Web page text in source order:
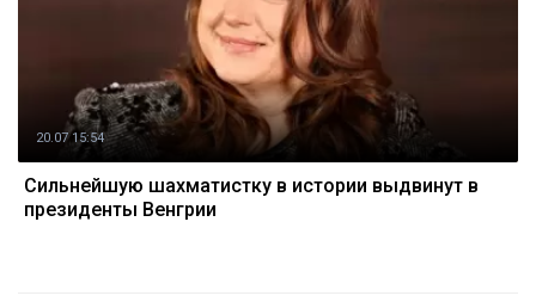
20.07 15:54
Сильнейшую шахматистку в истории выдвинут в
президенты Венгрии